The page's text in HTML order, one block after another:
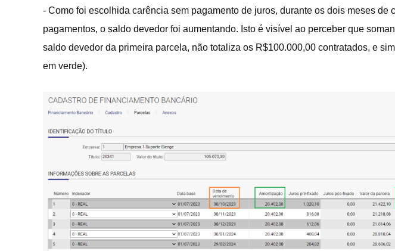
- Como foi escolhida carência sem pagamento de juros, durante os dois meses de
pagamentos, o saldo devedor foi aumentando. Isto é visível ao perceber que
saldo devedor da primeira parcela, não totaliza os R$100.000,00 contratados, e
em verde).